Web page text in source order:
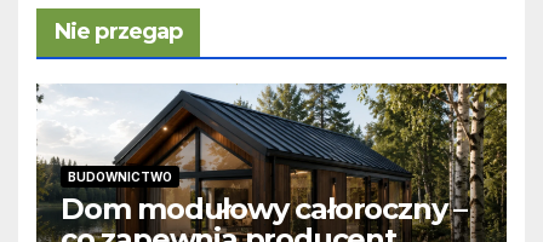
Nie przegap
BUDOWNICTWO
Dom modułowy całoroczny –